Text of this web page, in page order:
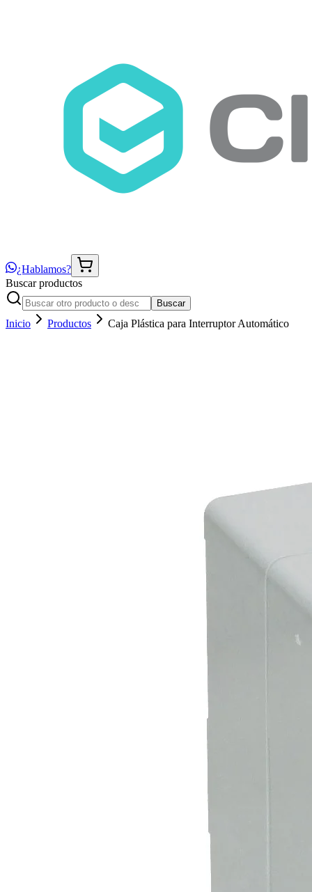
¿Hablamos?
Buscar productos
Buscar
Inicio Productos Caja Plástica para Interruptor Automático